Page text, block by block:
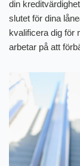
din
slutet för dina
kvalificera dig för
arbetar på att